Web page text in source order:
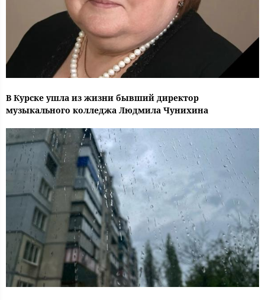
В Курске ушла из жизни бывший директор
музыкального колледжа Людмила Чунихина